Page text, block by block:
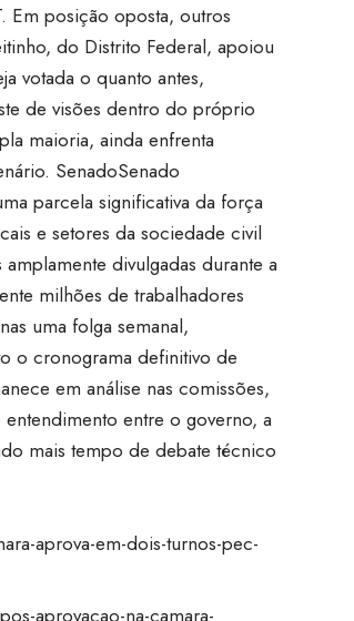
Em posição oposta, outros
do Distrito Federal, apoiou
votada o quanto antes,
de visões dentro do próprio
maioria, ainda enfrenta
SenadoSenado
parcela significativa da força
e setores da sociedade civil
divulgadas durante a
milhões de trabalhadores
uma folga semanal,
o cronograma definitivo de
em análise nas comissões,
entre o governo, a
mais tempo de debate técnico
aprova-em-dois-turnos-pec-
aprovacao-na-camara-